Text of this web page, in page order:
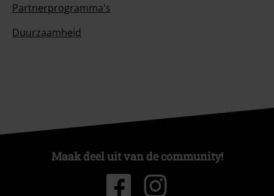
Partnerprogramma's
Duurzaamheid
Maak deel uit van de community!